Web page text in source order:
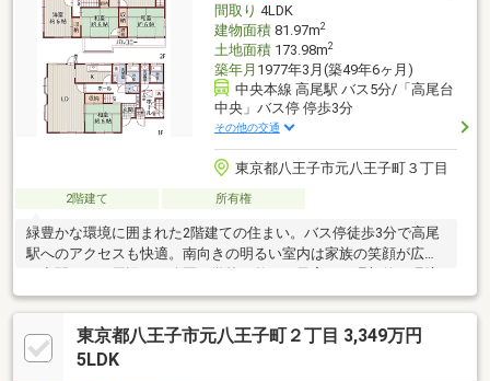
間取り 4LDK
建物面積81.97m2
土地面積173.98m2
築年月 1977年3月(築49年6ヶ月)
中央本線 高尾駅 バス5分/「高尾台
中央」バス停 停歩3分
その他の交通
東京都八王子市元八王子町３丁目
2階建て 所有権
緑豊かな環境に囲まれた2階建ての住まい。バス停徒歩3分で高尾
駅へのアクセスも快適。南向きの明るい室内は家族の笑顔が広が
る空間です。周辺には公園や学校が整い、子育てに理想的な環境
が整っています。
東京都八王子市元八王子町２丁目 3,349万円
5LDK